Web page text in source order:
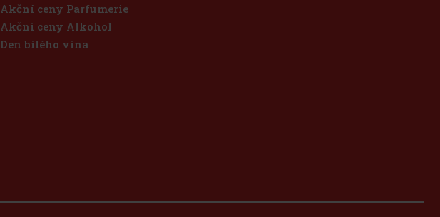
Akční ceny Parfumerie
Akční ceny Alkohol
Den bílého vína